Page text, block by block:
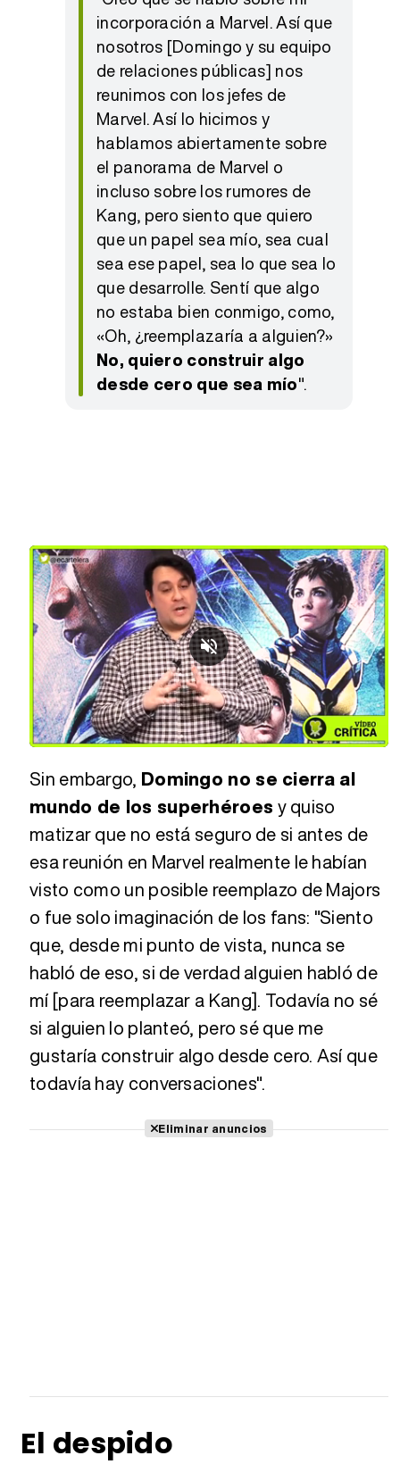
incorporación a Marvel. Así que
nosotros [Domingo y su equipo
de relaciones públicas] nos
reunimos con los jefes de
Marvel. Así lo hicimos y
hablamos abiertamente sobre
el panorama de Marvel o
incluso sobre los rumores de
Kang, pero siento que quiero
que un papel sea mío, sea cual
sea ese papel, sea lo que sea lo
que desarrolle. Sentí que algo
no estaba bien conmigo, como,
«Oh, ¿reemplazaría a alguien?»
No, quiero construir algo
desde cero que sea mío".
UnmuteLoaded:
2.82%
Sin embargo, Domingo no se cierra al
mundo de los superhéroes y quiso
matizar que no está seguro de si antes de
esa reunión en Marvel realmente le habían
visto como un posible reemplazo de Majors
o fue solo imaginación de los fans: "Siento
que, desde mi punto de vista, nunca se
habló de eso, si de verdad alguien habló de
mí [para reemplazar a Kang]. Todavía no sé
si alguien lo planteó, pero sé que me
gustaría construir algo desde cero. Así que
todavía hay conversaciones".
Eliminar anuncios
El despido